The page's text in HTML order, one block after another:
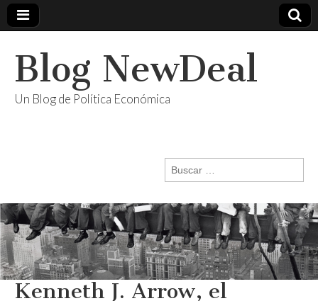
Blog NewDeal
Un Blog de Política Económica
Buscar:
Kenneth J. Arrow, el